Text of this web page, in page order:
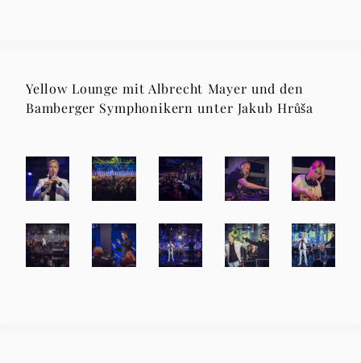
Yellow Lounge mit Albrecht Mayer und den
Bamberger Symphonikern unter Jakub Hrůša